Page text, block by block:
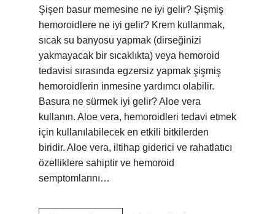
Şişen basur memesine ne iyi gelir? Şişmiş
hemoroidlere ne iyi gelir? Krem kullanmak,
sıcak su banyosu yapmak (dirseğinizi
yakmayacak bir sıcaklıkta) veya hemoroid
tedavisi sırasında egzersiz yapmak şişmiş
hemoroidlerin inmesine yardımcı olabilir.
Basura ne sürmek iyi gelir? Aloe vera
kullanın. Aloe vera, hemoroidleri tedavi etmek
için kullanılabilecek en etkili bitkilerden
biridir. Aloe vera, iltihap giderici ve rahatlatıcı
özelliklere sahiptir ve hemoroid
semptomlarını…